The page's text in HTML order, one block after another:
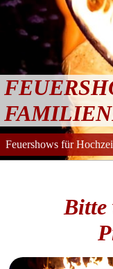
Feuershows für
Bitte